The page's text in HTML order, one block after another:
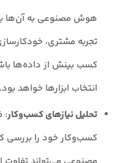
هوش مصنوعی به آن‌ها
تجربه مشتری،
کسب بینش از داده‌ها
انتخاب ابزارها خواهد بود.
تحلیل نیازهای کسب‌وکار:
کسب‌وکار خود را